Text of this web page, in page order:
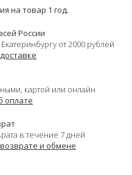
на товар 1 год.
России
от 2000 рублей
картой или онлайн
оплате
в течение 7 дней
и обмене